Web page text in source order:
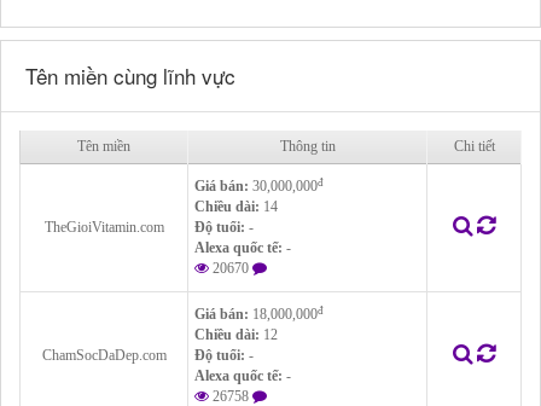
Tên miền cùng lĩnh vực
Tên miền Thông tin Chi tiết
TheGioiVitamin.com
Giá bán: 30,000,000đ
Chiều dài: 14
Độ tuổi: -
Alexa quốc tế: -
20670
ChamSocDaDep.com
Giá bán: 18,000,000đ
Chiều dài: 12
Độ tuổi: -
Alexa quốc tế: -
26758